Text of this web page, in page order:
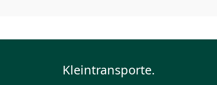
Kleintransporte.